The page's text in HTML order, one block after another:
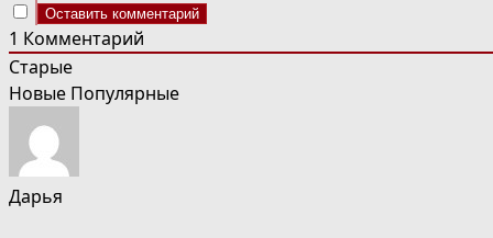
1 Комментарий
Старые
Новые Популярные
Дарья